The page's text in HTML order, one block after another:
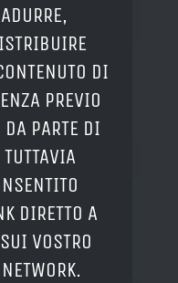
DI
PREVIO
DA PARTE DI
DIRETTO A
VOSTRO